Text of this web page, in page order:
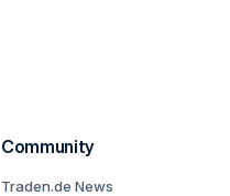
Community
Traden.de News